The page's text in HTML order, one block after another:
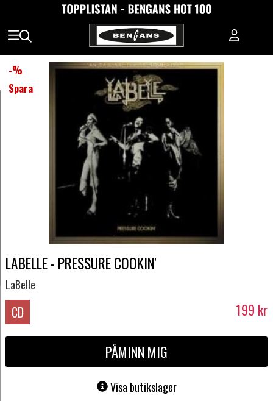
-%
Spara
LABELLE - PRESSURE COOKIN'
LaBelle
CD 199 kr
PÅMINN MIG
Visa butikslager